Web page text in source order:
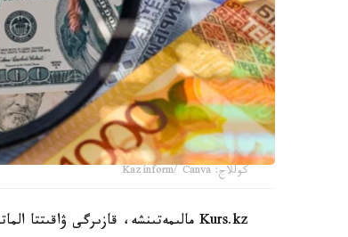
كوللاج: Kazinform/ Canva
Kurs.kz مالىمەتىنشە، قازىرگى ۋاقىتتا الماتىنىڭ اقشا ايىرباستاۋ پۋنكتەرىندە: